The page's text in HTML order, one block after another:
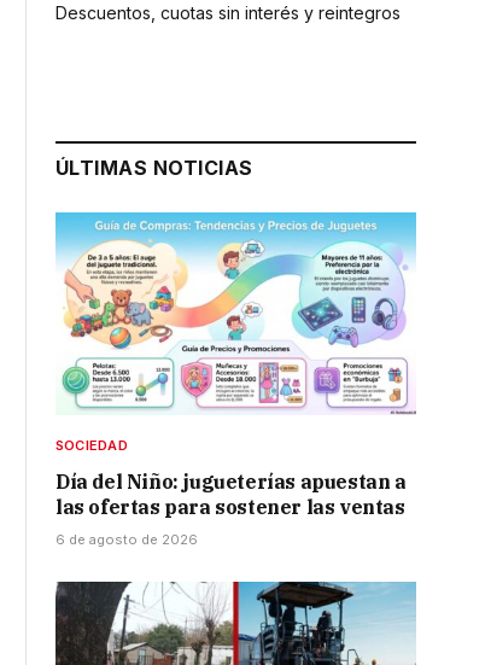
Descuentos, cuotas sin interés y reintegros
ÚLTIMAS NOTICIAS
SOCIEDAD
Día del Niño: jugueterías apuestan a
las ofertas para sostener las ventas
6 de agosto de 2026